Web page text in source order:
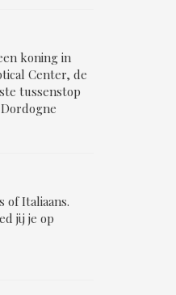
koning in
Center, de
tussenstop
of Italiaans.
jij je op